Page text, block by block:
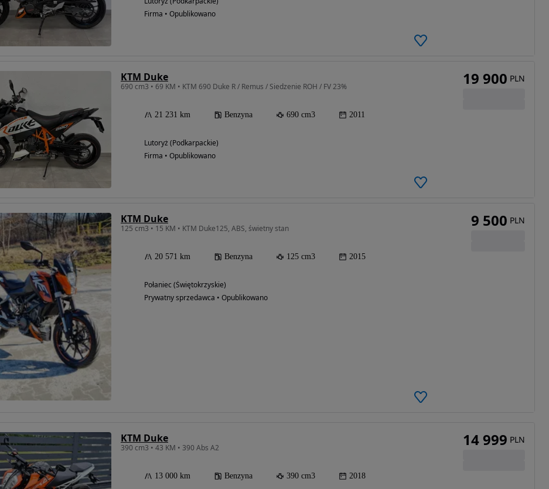
Firma • Opublikowano
KTM Duke
690 cm3 • 69 KM • KTM 690 Duke R / Remus / Siedzenie ROH / FV 23%
21 231 km Benzyna 690 cm3 2011
Lutoryż (Podkarpackie)
Firma • Opublikowano
19 900 PLN
KTM Duke
125 cm3 • 15 KM • KTM Duke125, ABS, świetny stan
20 571 km Benzyna 125 cm3 2015
Połaniec (Świętokrzyskie)
Prywatny sprzedawca • Opublikowano
9 500 PLN
KTM Duke
390 cm3 • 43 KM • 390 Abs A2
13 000 km Benzyna 390 cm3 2018
14 999 PLN